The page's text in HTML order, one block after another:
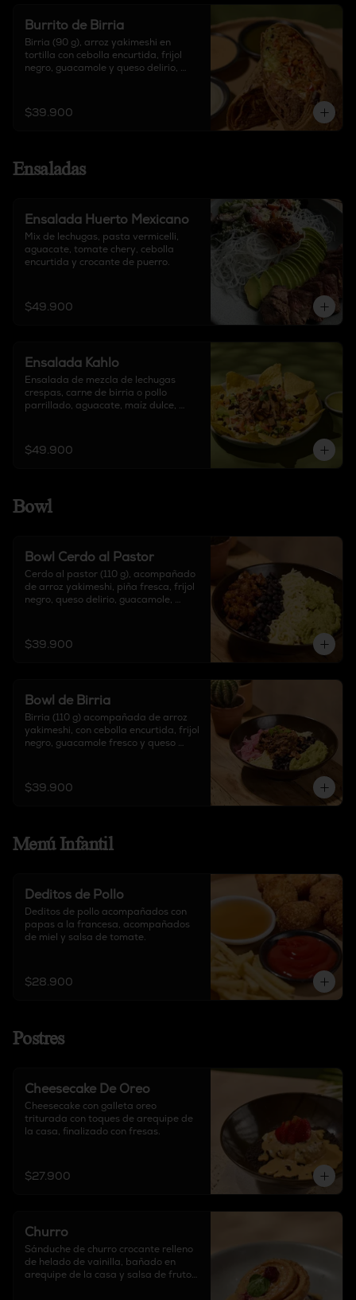
Burrito de Birria
Birria (90 g), arroz yakimeshi en
tortilla con cebolla encurtida, frijol
negro, guacamole y queso delirio,
$39.900
Ensaladas
Ensalada Huerto Mexicano
Mix de lechugas, pasta vermicelli,
aguacate, tomate chery, cebolla
encurtida y crocante de puerro.
$49.900
Ensalada Kahlo
Ensalada de mezcla de lechugas
crespas, carne de birria o pollo
parrillado, aguacate, maíz dulce,
salsa mar y tierra.
$49.900
Bowl
Bowl Cerdo al Pastor
Cerdo al pastor (110 g), acompañado
de arroz yakimeshi, piña fresca, frijol
negro, queso delirio, guacamole,
$39.900
Bowl de Birria
Birria (110 g) acompañada de arroz
yakimeshi, con cebolla encurtida, frijol
negro, guacamole fresco y queso
$39.900
Menú Infantil
Deditos de Pollo
Deditos de pollo acompañados con
papas a la francesa, acompañados
de miel y salsa de tomate.
$28.900
Postres
Cheesecake De Oreo
Cheesecake con galleta oreo
triturada con toques de arequipe de
la casa, finalizado con fresas.
$27.900
Churro
Sánduche de churro crocante relleno
de helado de vainilla, bañado en
arequipe de la casa y salsa de frutos